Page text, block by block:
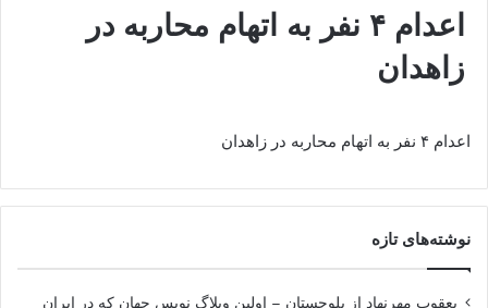
اعدام ۴ نفر به اتهام محاربه در
زاهدان
اعدام ۴ نفر به اتهام محاربه در زاهدان
نوشته‌های تازه
یعقوب مهرنهاد از بلوچستان – اولین وبلاگ نویس جهان که در ایران